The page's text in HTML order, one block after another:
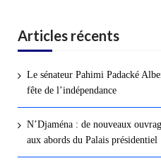
Articles récents
Le sénateur Pahimi Padacké
fête de l’indépendance
N’Djaména : de nouveaux
aux abords du Palais présidentiel